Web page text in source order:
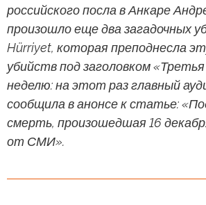
российского посла в Анкаре
произошло еще два загадочных
Hürriyet, которая преподнесла
убийств под заголовком
неделю: на этот раз главный
сообщила в анонсе к статье:
смерть, произошедшая 16
от СМИ».